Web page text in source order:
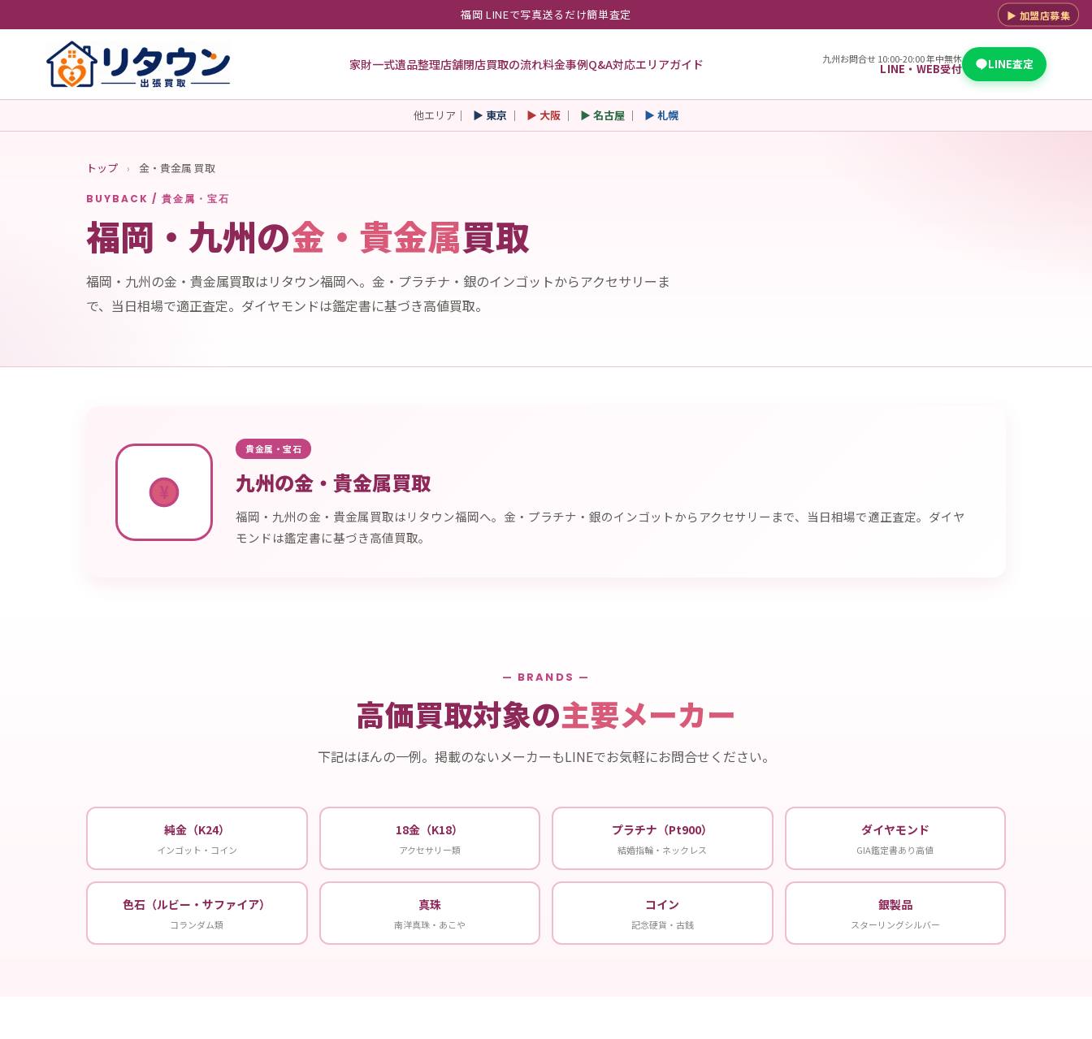
福岡 LINEで写真送るだけ簡単査定 ▶ 加盟店募集
家財一式遺品整理店舗閉店買取の流れ料金事例Q&A対応エリアガイド 九州お問合せ 10:00-20:00 年中無休
LINE・WEB受付 LINE査定
他エリア｜ ▶ 東京 ｜ ▶ 大阪 ｜ ▶ 名古屋 ｜ ▶ 札幌
トップ › 金・貴金属 買取
BUYBACK / 貴金属・宝石
福岡・九州の金・貴金属買取
福岡・九州の金・貴金属買取はリタウン福岡へ。金・プラチナ・銀のインゴットからアクセサリーま
で、当日相場で適正査定。ダイヤモンドは鑑定書に基づき高値買取。
¥
貴金属・宝石
九州の金・貴金属買取
福岡・九州の金・貴金属買取はリタウン福岡へ。金・プラチナ・銀のインゴットからアクセサリーまで、当日相場で適正査定。ダイヤ
モンドは鑑定書に基づき高値買取。
— BRANDS —
高価買取対象の主要メーカー
下記はほんの一例。掲載のないメーカーもLINEでお気軽にお問合せください。
純金（K24）
インゴット・コイン
18金（K18）
アクセサリー類
プラチナ（Pt900）
結婚指輪・ネックレス
ダイヤモンド
GIA鑑定書あり高値
色石（ルビー・サファイア）
コランダム類
真珠
南洋真珠・あこや
コイン
記念硬貨・古銭
銀製品
スターリングシルバー